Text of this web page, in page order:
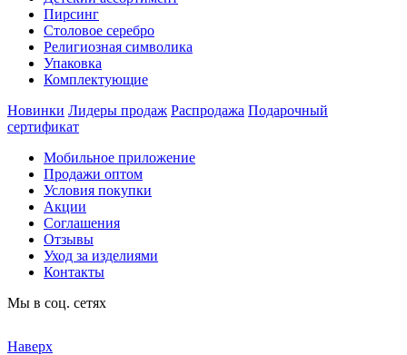
Пирсинг
Столовое серебро
Религиозная символика
Упаковка
Комплектующие
Новинки Лидеры продаж Распродажа Подарочный
сертификат
Мобильное приложение
Продажи оптом
Условия покупки
Акции
Соглашения
Отзывы
Уход за изделиями
Контакты
Мы в соц. сетях
Наверх